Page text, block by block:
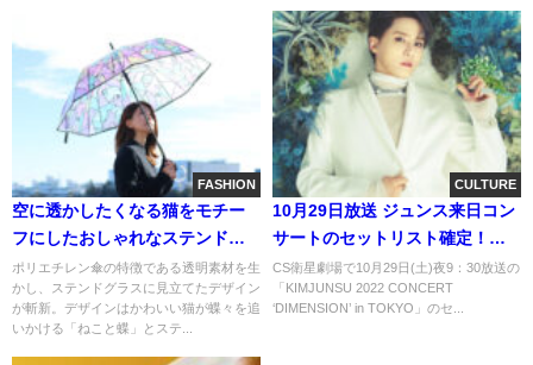
FASHION
空に透かしたくなる猫をモチー
フにしたおしゃれなステンドグ
ラスデザインの傘が登場！
ポリエチレン傘の特徴である透明素材を生
かし、ステンドグラスに見立てたデザイン
が斬新。デザインはかわいい猫が蝶々を追
いかける「ねこと蝶」とステ...
CULTURE
10月29日放送 ジュンス来日コン
サートのセットリスト確定！＆
プレゼント企画も実施が決
定！ CS衛星劇場
CS衛星劇場で10月29日(土)夜9：30放送の
「KIMJUNSU 2022 CONCERT
‘DIMENSION’ in TOKYO」のセ...